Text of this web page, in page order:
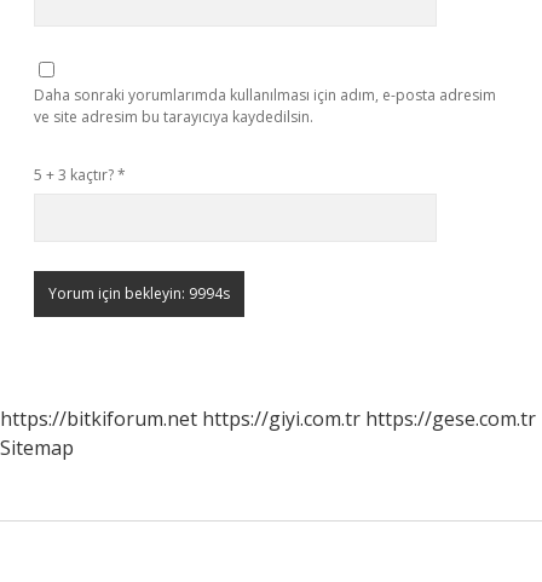
Daha sonraki yorumlarımda kullanılması için adım, e-posta adresim
ve site adresim bu tarayıcıya kaydedilsin.
5 + 3 kaçtır?*
https://bitkiforum.net https://giyi.com.tr https://gese.com.tr
Sitemap